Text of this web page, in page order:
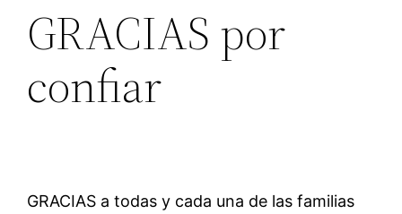
GRACIAS por
confiar
GRACIAS a todas y cada una de las familias